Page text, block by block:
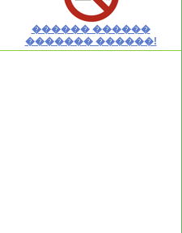
������ ������
������� ������!